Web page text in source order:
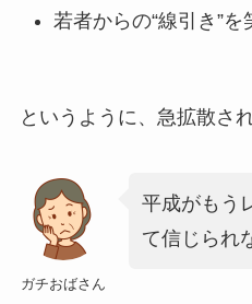
若者からの“線引き”を
というように、急拡散さ
ガチおばさん
平成がもう
て信じられ